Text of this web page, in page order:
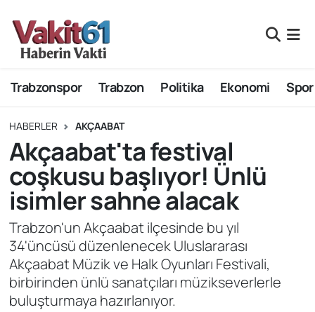
Trabzonspor Trabzon Politika Ekonomi Spor
HABERLER AKÇAABAT
Akçaabat'ta festival
coşkusu başlıyor! Ünlü
isimler sahne alacak
Trabzon'un Akçaabat ilçesinde bu yıl
34'üncüsü düzenlenecek Uluslararası
Akçaabat Müzik ve Halk Oyunları Festivali,
birbirinden ünlü sanatçıları müzikseverlerle
buluşturmaya hazırlanıyor.
Nöbetçi Eczaneler
Hava Durumu
Namaz Vakitleri
Trafik Durumu
Süper Lig Puan Durumu ve Fikstür
Tüm Manşetler
Son Dakika Haberleri
Haber Arşivi